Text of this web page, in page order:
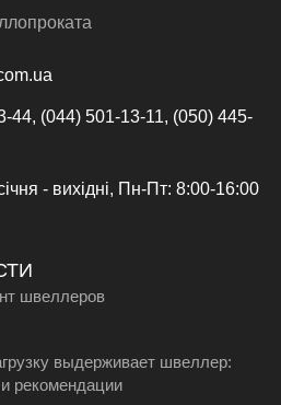
44, (044) 501-13-11, (050) 445-
- вихідні, Пн-Пт: 8:00-16:00
швеллеров
выдерживает швеллер:
рекомендации